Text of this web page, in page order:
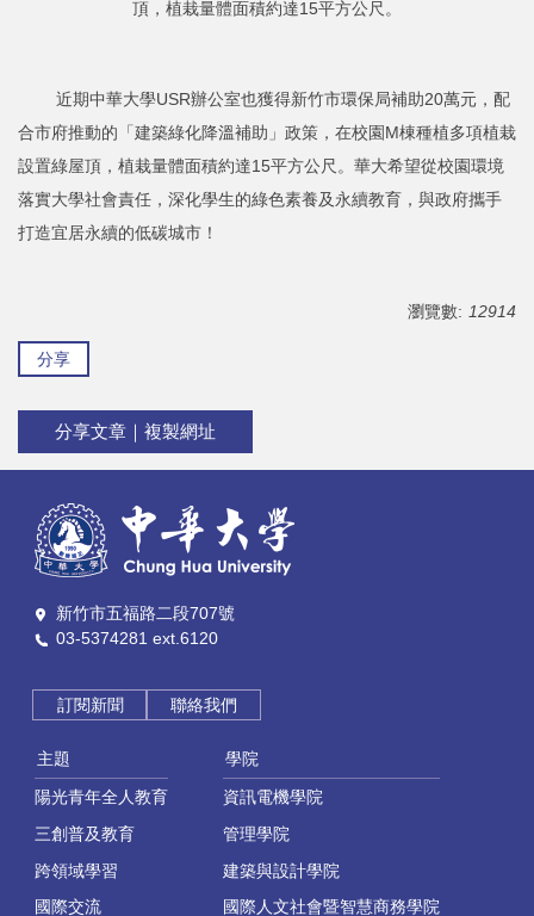
頂，植栽量體面積約達15平方公尺。
近期中華大學USR辦公室也獲得新竹市環保局補助20萬元，配
合市府推動的「建築綠化降溫補助」政策，在校園M棟種植多項植栽
設置綠屋頂，植栽量體面積約達15平方公尺。華大希望從校園環境
落實大學社會責任，深化學生的綠色素養及永續教育，與政府攜手
打造宜居永續的低碳城市！
瀏覽數: 12914
分享
分享文章｜複製網址
新竹市五福路二段707號
03-5374281 ext.6120
訂閱新聞 聯絡我們
主題
陽光青年全人教育
三創普及教育
跨領域學習
國際交流
學院
資訊電機學院
管理學院
建築與設計學院
國際人文社會暨智慧商務學院